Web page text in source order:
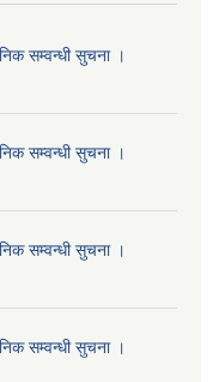
सम्वन्धी सुचना ।
सम्वन्धी सुचना ।
सम्वन्धी सुचना ।
सम्वन्धी सुचना ।